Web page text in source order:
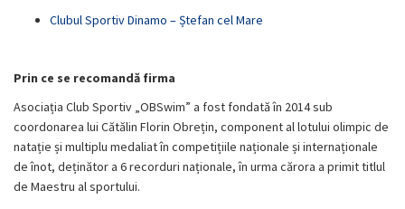
Clubul Sportiv Dinamo – Ștefan cel Mare
Prin ce se recomandă firma
Asociația Club Sportiv „OBSwim” a fost fondată în 2014 sub
coordonarea lui Cătălin Florin Obrețin, component al lotului olimpic de
natație și multiplu medaliat în competițiile naționale și internaționale
de înot, deținător a 6 recorduri naționale, în urma cărora a primit titlul
de Maestru al sportului.